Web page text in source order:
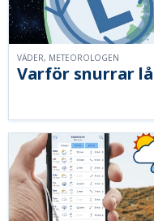
Varför snurrar
VÄDER, METEOROLOGEN